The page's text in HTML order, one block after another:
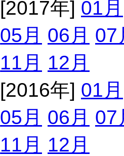
[2017年] 01月
05月 06月 07
11月 12月
[2016年] 01月
05月 06月 07
11月 12月